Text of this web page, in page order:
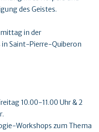
des Geistes.
in der
in Saint-Pierre-Quiberon
10.00-11.00 Uhr & 2
Workshops zum Thema